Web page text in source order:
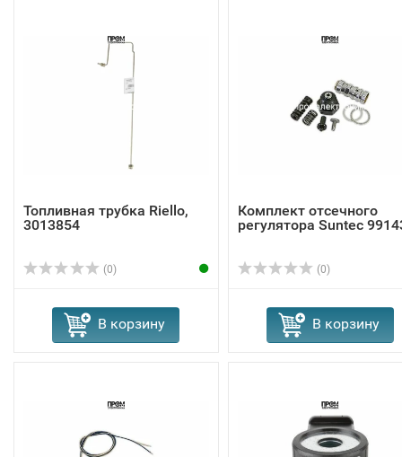
Топливная трубка Riello,
3013854
(0)
В корзину
Комплект отсечного
регулятора Suntec
(0)
В корзину